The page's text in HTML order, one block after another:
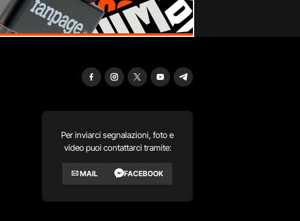
Per inviarci segnalazioni, foto e
video puoi contattarci tramite:
MAIL FACEBOOK